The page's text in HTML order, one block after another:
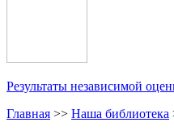
Результаты независимой
Главная >> Наша библиотека